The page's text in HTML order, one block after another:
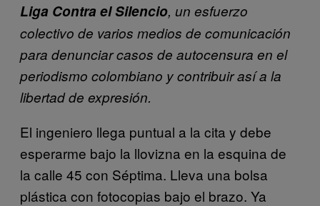
Liga Contra el Silencio, un esfuerzo
colectivo de varios medios de comunicación
para denunciar casos de autocensura en el
periodismo colombiano y contribuir así a la
libertad de expresión.
El ingeniero llega puntual a la cita y debe
esperarme bajo la llovizna en la esquina de
la calle 45 con Séptima. Lleva una bolsa
plástica con fotocopias bajo el brazo. Ya